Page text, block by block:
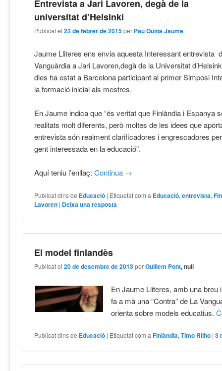
Entrevista a Jari Lavoren, degà de la
universitat d’Helsinki
Publicat el22 de febrer de 2015 per Pau Quina Jaume
Jaume Lliteres ens envia aquesta Interessant entrevista
Vanguàrdia a Jari Lavoren,degà de la Universitat
dies ha estat a Barcelona participant al primer Simposi
la formació inicial als mestres.
En Jaume indica que “és veritat que Finlàndia i Espanya
realitats molt diferents, però moltes de les idees que
entrevista són realment clarificadores i engrescadores
gent interessada en la educació”.
Aquí teniu l’enllaç:Continua →
Publicat dins de Educació | Etiquetat com a Educació,entrevista,
Lavoren | Deixa una resposta
El model finlandès
Publicat el20 de desembre de 2013 perGuillem Pont, null
En Jaume Lliteres, amb una breu
fa a mà una “Contra” de La
orienta sobre models educatius.
Publicat dins de Educació | Etiquetat com a Finlàndia,Timo Riiho |3